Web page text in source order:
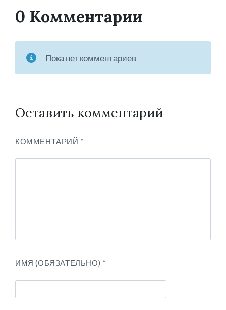
0 Комментарии
Пока нет комментариев
Оставить комментарий
КОММЕНТАРИЙ *
ИМЯ (ОБЯЗАТЕЛЬНО) *